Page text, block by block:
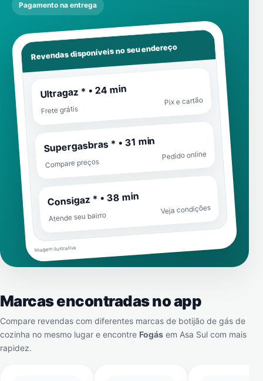
Pagamento na entrega
Revendas disponíveis no seu endereço
Ultragaz * • 24 min
Frete grátis
Pix e cartão
Supergasbras * • 31 min
Compare preços
Pedido online
Consigaz * • 38 min
Atende seu bairro
Veja condições
Imagem ilustrativa
Marcas encontradas no app
Compare revendas com diferentes marcas de botijão de gás de
cozinha no mesmo lugar e encontre Fogás em Asa Sul com mais
rapidez.